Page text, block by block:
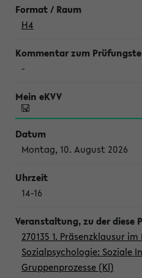
H4
-
Montag, 10. August 2026
14-16
270135 1. Präsenzklausur
Sozialpsychologie: Soziale
Gruppenprozesse (Kl)